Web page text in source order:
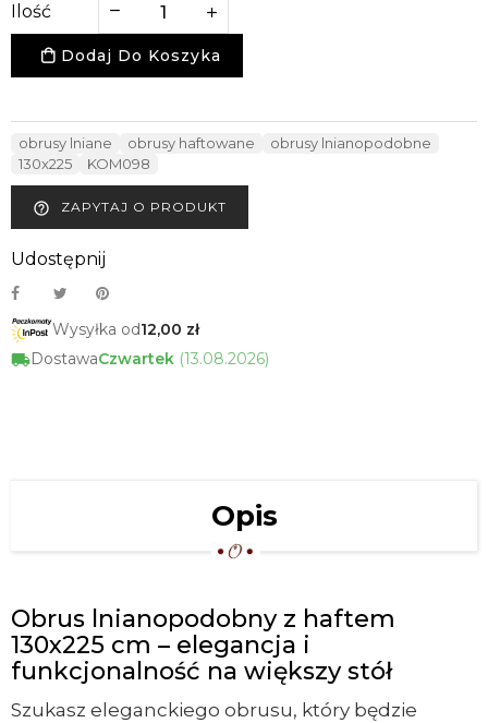
Ilość
Dodaj Do Koszyka
obrusy lniane obrusy haftowane
obrusy lnianopodobne
130x225
KOM098
help_outline ZAPYTAJ O PRODUKT
Udostępnij
Wysyłka od12,00 zł
DostawaCzwartek (13.08.2026)
Opis
Obrus lnianopodobny z haftem
130x225 cm – elegancja i
funkcjonalność na większy stół
Szukasz eleganckiego obrusu, który będzie